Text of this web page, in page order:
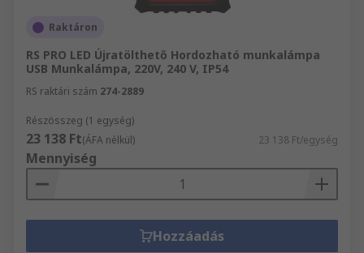
Raktáron
RS PRO LED Újratölthető Hordozható munkalámpa
USB Munkalámpa, 220V, 240 V, IP54
RS raktári szám 274-2889
Részösszeg (1 egység)
23 138 Ft(ÁFA nélkül) 23 138 Ft/egység
Mennyiség
Hozzáadás